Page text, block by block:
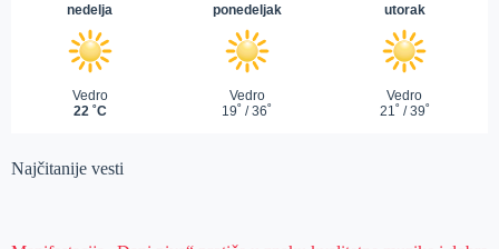
Najčitanije vesti